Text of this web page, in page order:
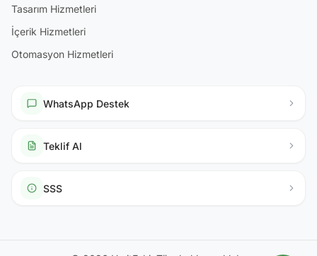
Tasarım Hizmetleri
İçerik Hizmetleri
Otomasyon Hizmetleri
WhatsApp Destek
Teklif Al
SSS